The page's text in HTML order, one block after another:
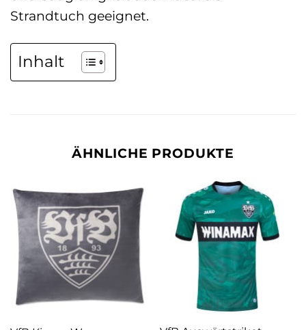
Strandtuch geeignet.
Inhalt
ÄHNLICHE PRODUKTE